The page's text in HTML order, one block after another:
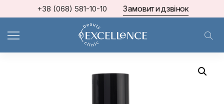
+38 (068) 581-10-10 Замовити дзвінок
Зволожуюча сироватка для обличчя Sesderma Men Hydrating Facial Lotion 50 мл